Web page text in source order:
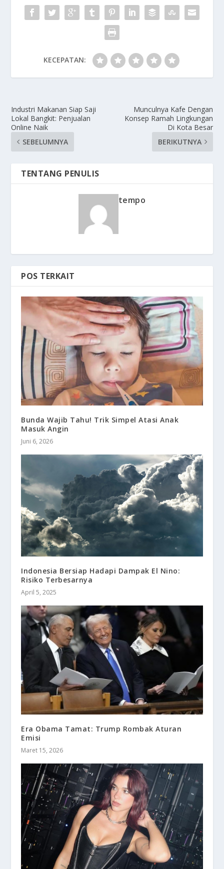
KECEPATAN:
Industri Makanan Siap Saji
Lokal Bangkit: Penjualan
Online Naik
SEBELUMNYA
Munculnya Kafe Dengan
Konsep Ramah Lingkungan
Di Kota Besar
BERIKUTNYA
TENTANG PENULIS
tempo
POS TERKAIT
Bunda Wajib Tahu! Trik Simpel Atasi Anak
Masuk Angin
Juni 6, 2026
Indonesia Bersiap Hadapi Dampak El Nino:
Risiko Terbesarnya
April 5, 2025
Era Obama Tamat: Trump Rombak Aturan
Emisi
Maret 15, 2026